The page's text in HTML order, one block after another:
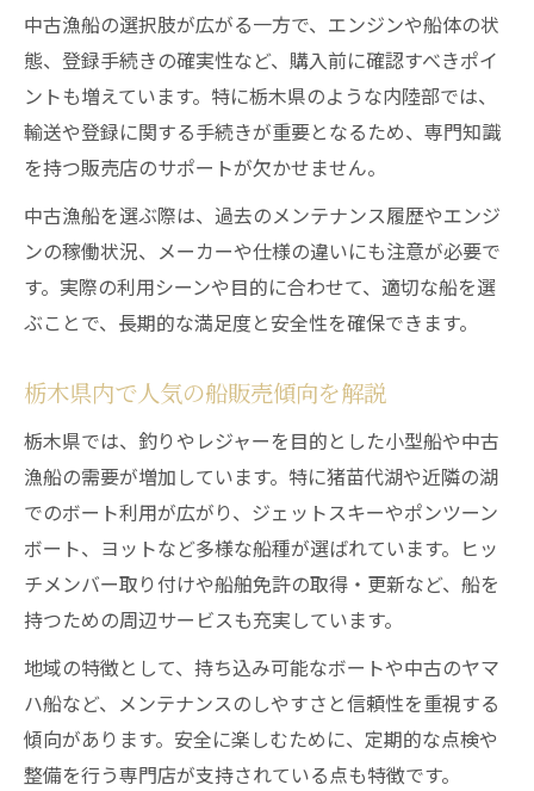
中古漁船の状態を正しく把握する方法
安心して船を購入するための具体的手順
船販売で安心購入を叶える流れ
中古船選びから契約までの手順解説
漁船中古船購入時のチェックポイント
安心して進める中古船購入の流れ
船舶免許と中古船選びの関係性を解明
中古船選びに必要な免許の種類とは
栃木県で船販売時に免許が必要な理由
船舶免許と中古船選びの関係を解説
船販売時に知っておきたい免許手続き
マリンスポーツを楽しむ中古船の活用術
船販売で叶うマリンスポーツの魅力
中古船を使ったスポーツの楽しみ方
栃木県で広がる船販売とマリン遊び
漁船中古船で始めるアクティブライフ
船販売後に楽しめるマリンスポーツ例
中古漁船の選択肢が広がる一方で、エンジンや船体の状
態、登録手続きの確実性など、購入前に確認すべきポイ
ントも増えています。特に栃木県のような内陸部では、
輸送や登録に関する手続きが重要となるため、専門知識
を持つ販売店のサポートが欠かせません。
中古漁船を選ぶ際は、過去のメンテナンス履歴やエンジ
ンの稼働状況、メーカーや仕様の違いにも注意が必要で
す。実際の利用シーンや目的に合わせて、適切な船を選
ぶことで、長期的な満足度と安全性を確保できます。
栃木県内で人気の船販売傾向を解説
栃木県では、釣りやレジャーを目的とした小型船や中古
漁船の需要が増加しています。特に猪苗代湖や近隣の湖
でのボート利用が広がり、ジェットスキーやポンツーン
ボート、ヨットなど多様な船種が選ばれています。ヒッ
チメンバー取り付けや船舶免許の取得・更新など、船を
持つための周辺サービスも充実しています。
地域の特徴として、持ち込み可能なボートや中古のヤマ
ハ船など、メンテナンスのしやすさと信頼性を重視する
傾向があります。安全に楽しむために、定期的な点検や
整備を行う専門店が支持されている点も特徴です。